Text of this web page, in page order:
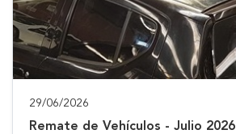
29/06/2026
Remate de Vehículos - Julio 2026